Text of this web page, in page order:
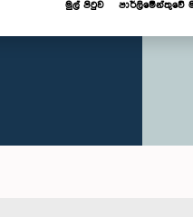
මුල් පිටුව පාර්ලි‌මේන්තුවේ